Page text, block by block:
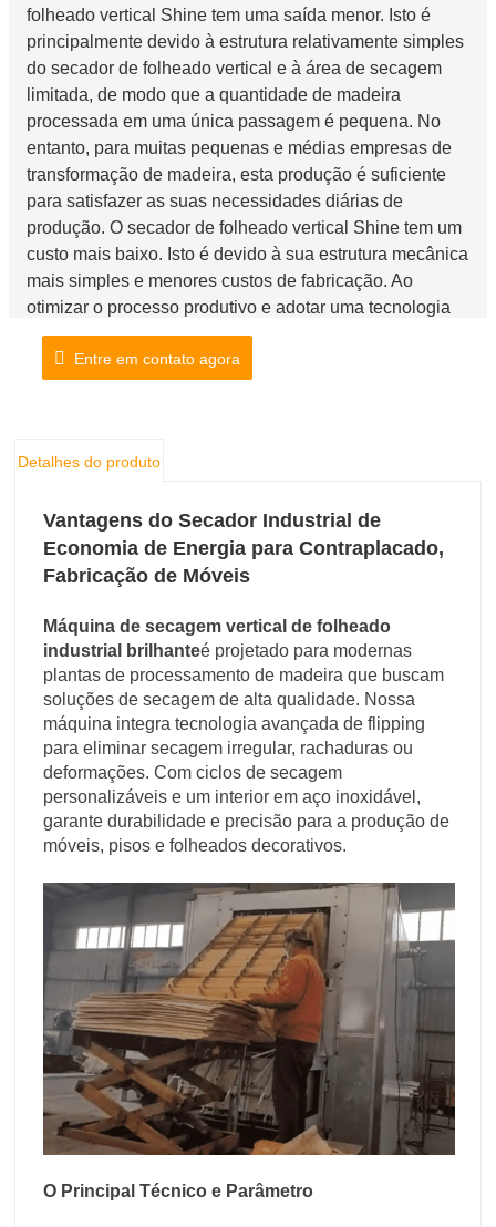
folheado vertical Shine tem uma saída menor. Isto é
principalmente devido à estrutura relativamente simples
do secador de folheado vertical e à área de secagem
limitada, de modo que a quantidade de madeira
processada em uma única passagem é pequena. No
entanto, para muitas pequenas e médias empresas de
transformação de madeira, esta produção é suficiente
para satisfazer as suas necessidades diárias de
produção. O secador de folheado vertical Shine tem um
custo mais baixo. Isto é devido à sua estrutura mecânica
mais simples e menores custos de fabricação. Ao
otimizar o processo produtivo e adotar uma tecnologia
de produção eficiente, a empresa conseguiu reduzir o
custo de fabricação dos equipamentos, proporcionando
Entre em contato agora
Detalhes do produto
Vantagens do Secador Industrial de
Economia de Energia para Contraplacado,
Fabricação de Móveis
Máquina de secagem vertical de folheado
industrial brilhanteé projetado para modernas
plantas de processamento de madeira que buscam
soluções de secagem de alta qualidade. Nossa
máquina integra tecnologia avançada de flipping
para eliminar secagem irregular, rachaduras ou
deformações. Com ciclos de secagem
personalizáveis e um interior em aço inoxidável,
garante durabilidade e precisão para a produção de
móveis, pisos e folheados decorativos.
O Principal Técnico e Parâmetro